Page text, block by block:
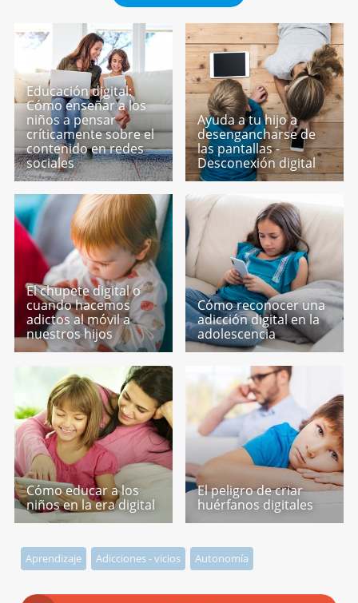
Educación digital:
Cómo enseñar a los
niños a pensar
críticamente sobre el
contenido en redes
sociales
Ayuda a tu hijo a
desengancharse de
las pantallas -
Desconexión digital
El chupete digital o
cuando hacemos
adictos al móvil a
nuestros hijos
Cómo reconocer una
adicción digital en la
adolescencia
Cómo educar a los
niños en la era digital
El peligro de criar
huérfanos digitales
Aprendizaje Adicciones - vicios Autonomía